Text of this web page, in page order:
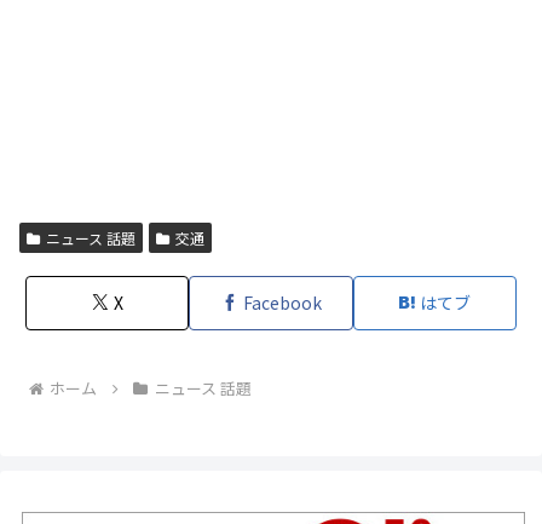
ニュース 話題 交通
X Facebook はてブ
ホーム ニュース 話題